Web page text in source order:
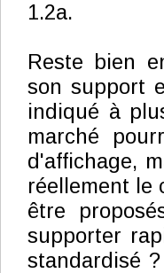
1.2a.
Reste bien
son support
indiqué à
marché
d'affichage,
réellement le
être
supporter
standardisé